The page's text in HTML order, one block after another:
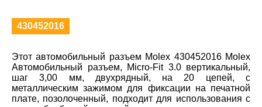
430452016
Этот автомобильный разъем Molex 430452016 Molex
Автомобильный разъем, Micro-Fit 3.0 вертикальный,
шаг 3,00 мм, двухрядный, на 20 цепей, с
металлическим зажимом для фиксации на печатной
плате, позолоченный, подходит для использования с